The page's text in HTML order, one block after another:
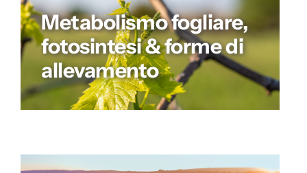
Metabolismo fogliare,
fotosintesi & forme di
allevamento